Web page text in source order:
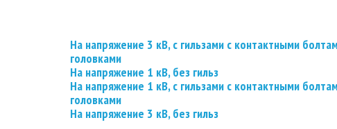
На напряжение 3 кВ, с гильзами с контактными
головками
На напряжение 1 кВ, без гильз
На напряжение 1 кВ, с гильзами с контактными
головками
На напряжение 3 кВ, без гильз